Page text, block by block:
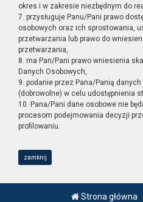
okres i w zakresie niezbędnym do
7. przysługuje Panu/Pani prawo
osobowych oraz ich sprostowania,
przetwarzania lub prawo do
przetwarzania,
8. ma Pan/Pani prawo wniesienia
Danych Osobowych,
9. podanie przez Pana/Panią
(dobrowolne) w celu udostępnienia
10. Pana/Pani dane osobowe nie
procesom podejmowania decyzji
profilowaniu.
zamknij
Strona główna